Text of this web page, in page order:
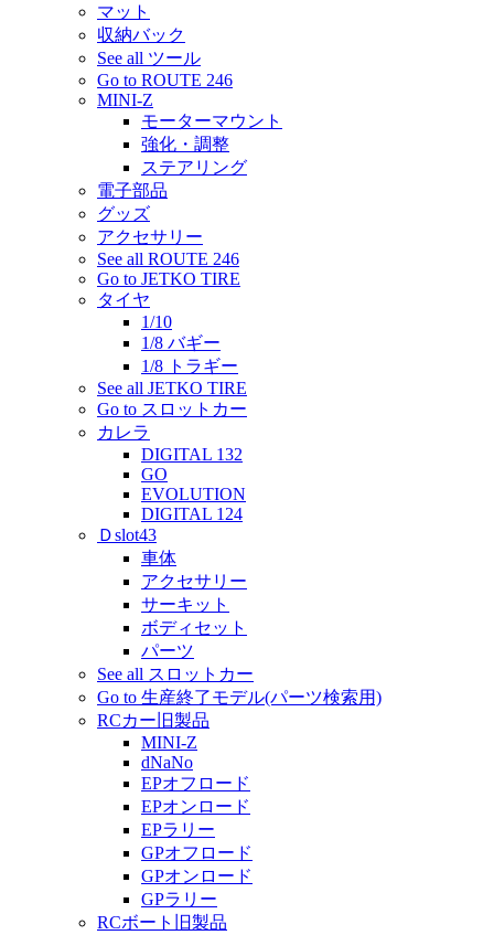
マット
収納バック
See all ツール
Go to ROUTE 246
MINI-Z
モーターマウント
強化・調整
ステアリング
電子部品
グッズ
アクセサリー
See all ROUTE 246
Go to JETKO TIRE
タイヤ
1/10
1/8 バギー
1/8 トラギー
See all JETKO TIRE
Go to スロットカー
カレラ
DIGITAL 132
GO
EVOLUTION
DIGITAL 124
Ｄslot43
車体
アクセサリー
サーキット
ボディセット
パーツ
See all スロットカー
Go to 生産終了モデル(パーツ検索用)
RCカー旧製品
MINI-Z
dNaNo
EPオフロード
EPオンロード
EPラリー
GPオフロード
GPオンロード
GPラリー
RCボート旧製品